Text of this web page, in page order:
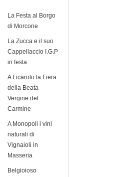
La Festa al Borgo
di Morcone
La Zucca e il suo
Cappellaccio I.G.P
in festa
A Ficarolo la Fiera
della Beata
Vergine del
Carmine
A Monopoli i vini
naturali di
Vignaioli in
Masseria
Belgioioso